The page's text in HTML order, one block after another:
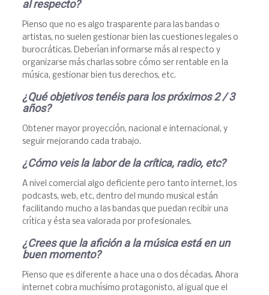
al respecto?
Pienso que no es algo trasparente para las bandas o
artistas, no suelen gestionar bien las cuestiones legales o
burocráticas. Deberían informarse más al respecto y
organizarse más charlas sobre cómo ser rentable en la
música, gestionar bien tus derechos, etc.
¿Quéobjetivos tenéis para los próximos 2 / 3
años?
Obtener mayor proyección, nacional e internacional, y
seguir mejorando cada trabajo.
¿Cómo veis la labor de la crítica, radio, etc?
A nivel comercial algo deficiente pero tanto internet, los
podcasts, web, etc, dentro del mundo musical están
facilitando mucho a las bandas que puedan recibir una
crítica y ésta sea valorada por profesionales.
¿Crees que la afición a la música estáen un
buen momento?
Pienso que es diferente a hace una o dos décadas. Ahora
internet cobra muchísimo protagonisto, al igual que el